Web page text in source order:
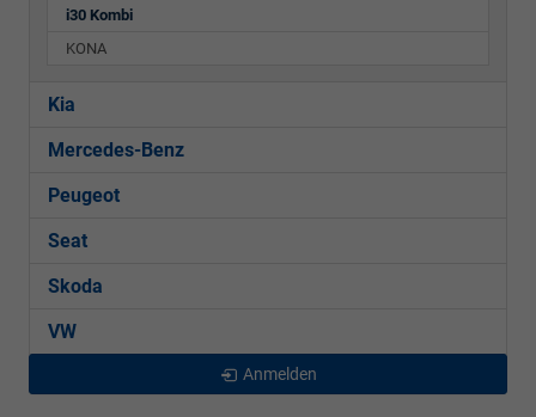
i30 Kombi
KONA
Kia
Mercedes-Benz
Peugeot
Seat
Skoda
VW
Anmelden